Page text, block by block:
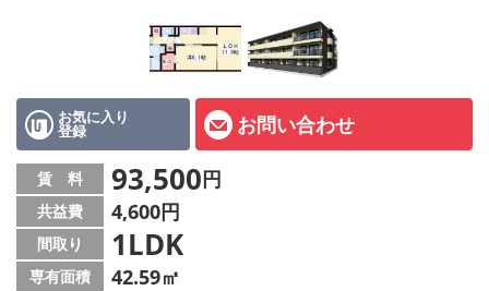
LINE公式アカウント
会社概要
メールでお問い合わせ
お気に入り
登録 お問い合わせ
賃 料 93,500円
共益費 4,600円
間取り 1LDK
専有面積 42.59㎡